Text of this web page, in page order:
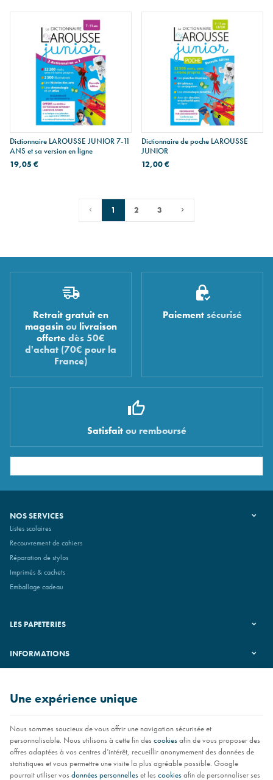
Dictionnaire LAROUSSE JUNIOR 7-11
ANS et sa version en ligne
19,05 €
Dictionnaire de poche LAROUSSE
JUNIOR
12,00 €
1 2 3
Retrait gratuit en
magasinou livraison
offerte dès 50€
d'achat (70€ pour la
France)
Paiement sécurisé
Satisfaitou remboursé
NOS SERVICES
Listes scolaires
Recouvrement de cahiers
Réparation de stylos
Imprimés & cachets
Emballage cadeau
LES PAPETERIES
INFORMATIONS
Une expérience unique
Nous sommes soucieux de vous offrir une navigation sécurisée et
personnalisable. Nous utilisons à cette fin descookiesafin de vous proposer des
offres adaptées à vos centres d’intérêt, recueillir anonymement des données de
statistiques et vous permettre une visite la plus agréable possible. Google
pourrait utiliser vosdonnées personnelleset lescookiesafin de personnaliser ses